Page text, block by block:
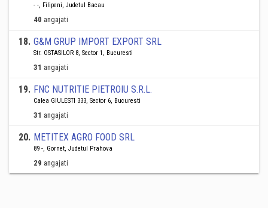
- -, Filipeni, Judetul Bacau
40 angajati
18. G&M GRUP IMPORT EXPORT SRL
Str. OSTASILOR 8, Sector 1, Bucuresti
31 angajati
19. FNC NUTRITIE PIETROIU S.R.L.
Calea GIULESTI 333, Sector 6, Bucuresti
31 angajati
20. METITEX AGRO FOOD SRL
89 -, Gornet, Judetul Prahova
29 angajati